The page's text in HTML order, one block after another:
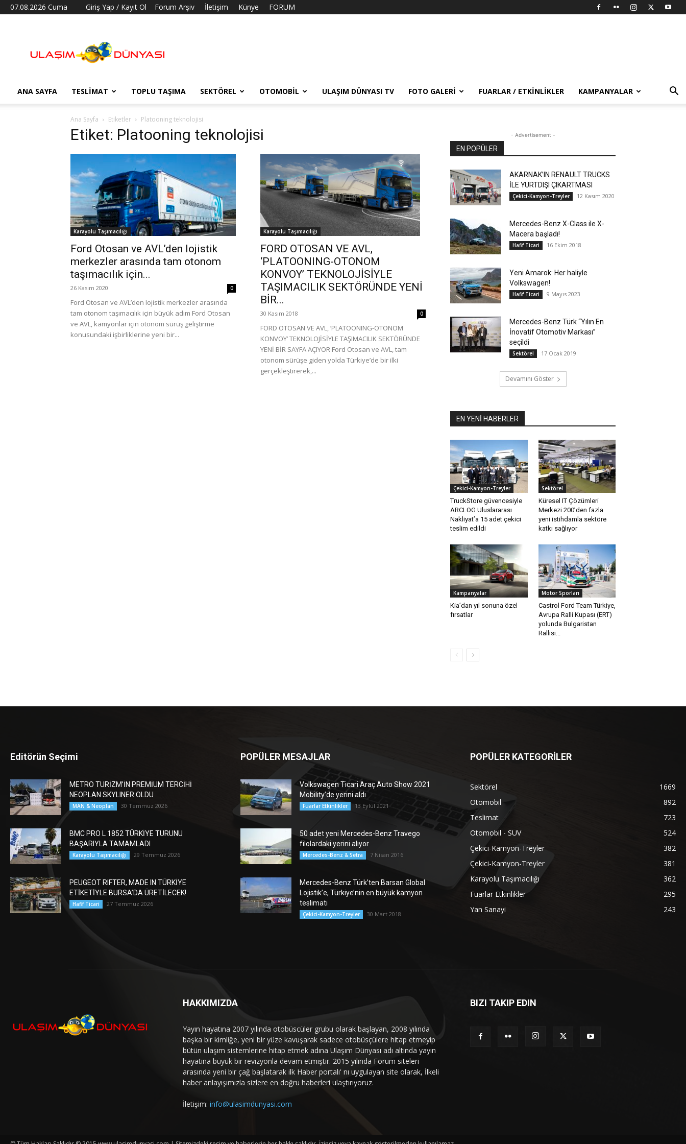
07.08.2026 Cuma Giriş Yap / Kayıt Ol Forum Arşiv İletişim Künye FORUM
Dünyası
ANA SAYFA TESLIMAT TOPLU TAŞIMA SEKTÖREL OTOMOBIL ULAŞIM DÜNYASI TV FOTO GALERI FUARLAR / ETKINLIKLER KAMPANYALAR
Ana Sayfa Etiketler Platooning teknolojisi
Etiket: Platooning teknolojisi
Karayolu Taşımacılığı
Ford Otosan ve AVL’den lojistik
merkezler arasında tam otonom
taşımacılık için...
26 Kasım 2020 0
Ford Otosan ve AVL’den lojistik merkezler arasında
tam otonom taşımacılık için büyük adım Ford Otosan
ve AVL, kamyonlar için otonom sürüş geliştirme
konusundaki işbirliklerine yeni bir...
Karayolu Taşımacılığı
FORD OTOSAN VE AVL,
‘PLATOONING-OTONOM
KONVOY’ TEKNOLOJİSİYLE
TAŞIMACILIK SEKTÖRÜNDE YENİ
BİR...
30 Kasım 2018 0
FORD OTOSAN VE AVL, ‘PLATOONING-OTONOM
KONVOY’ TEKNOLOJİSİYLE TAŞIMACILIK SEKTÖRÜNDE
YENİ BİR SAYFA AÇIYOR Ford Otosan ve AVL, tam
otonom sürüşe giden yolda Türkiye’de bir ilki
gerçekleştirerek,...
- Advertisement -
EN POPÜLER
AKARNAK’IN RENAULT TRUCKS
İLE YURTDIŞI ÇIKARTMASI
Çekici-Kamyon-Treyler 12 Kasım 2020
Mercedes-Benz X-Class ile X-
Macera başladı!
Hafif Ticari 16 Ekim 2018
Yeni Amarok: Her haliyle
Volkswagen!
Hafif Ticari 9 Mayıs 2023
Mercedes-Benz Türk “Yılın En
İnovatif Otomotiv Markası”
seçildi
Sektörel 17 Ocak 2019
Devamını Göster
EN YENİ HABERLER
Çekici-Kamyon-Treyler
TruckStore güvencesiyle
ARCLOG Uluslararası
Nakliyat’a 15 adet çekici
teslim edildi
Sektörel
Küresel IT Çözümleri
Merkezi 200’den fazla
yeni istihdamla sektöre
katkı sağlıyor
Kampanyalar
Kia’dan yıl sonuna özel
fırsatlar
Motor Sporları
Castrol Ford Team Türkiye,
Avrupa Ralli Kupası (ERT)
yolunda Bulgaristan
Rallisi...
Editörün Seçimi
METRO TURİZM’İN PREMİUM TERCİHİ
NEOPLAN SKYLINER OLDU
MAN & Neoplan 30 Temmuz 2026
BMC PRO L 1852 TÜRKİYE TURUNU
BAŞARIYLA TAMAMLADI
Karayolu Taşımacılığı 29 Temmuz 2026
PEUGEOT RIFTER, MADE IN TÜRKİYE
ETİKETİYLE BURSA’DA ÜRETİLECEK!
Hafif Ticari 27 Temmuz 2026
POPÜLER MESAJLAR
Volkswagen Ticari Araç Auto Show 2021
Mobility’de yerini aldı
Fuarlar Etkinlikler 13 Eylül 2021
50 adet yeni Mercedes-Benz Travego
filolardaki yerini alıyor
Mercedes-Benz & Setra 7 Nisan 2016
Mercedes-Benz Türk’ten Barsan Global
Lojistik’e, Türkiye’nin en büyük kamyon
teslimatı
Çekici-Kamyon-Treyler 30 Mart 2018
POPÜLER KATEGORİLER
Sektörel
1669
Otomobil
892
Teslimat
723
Otomobil - SUV
524
Çekici-Kamyon-Treyler
382
Çekici-Kamyon-Treyler
381
Karayolu Taşımacılığı
362
Fuarlar Etkinlikler
295
Yan Sanayi
243
HAKKIMIZDA
Yayın hayatına 2007 yılında otobüscüler grubu olarak başlayan, 2008 yılında
başka bir kimliğe, yeni bir yüze kavuşarak sadece otobüsçülere hitap etmeyip
bütün ulaşım sistemlerine hitap etmek adına Ulaşım Dünyası adı altında yayın
hayatına büyük bir revizyonla devam etmiştir. 2015 yılında Forum siteleri
arasında yeni bir çağ başlatarak ilk Haber portalı' nı uygulayan site olarak, İlkeli
haber anlayışımızla sizlere en doğru haberleri ulaştırıyoruz.
İletişim: info@ulasimdunyasi.com
BIZI TAKIP EDIN